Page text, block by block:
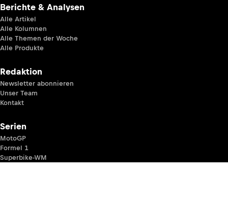
Berichte & Analysen
Alle Artikel
Alle Kolumnen
Alle Themen der Woche
Alle Produkte
Redaktion
Newsletter abonnieren
Unser Team
Kontakt
Serien
MotoGP
Formel 1
Superbike-WM